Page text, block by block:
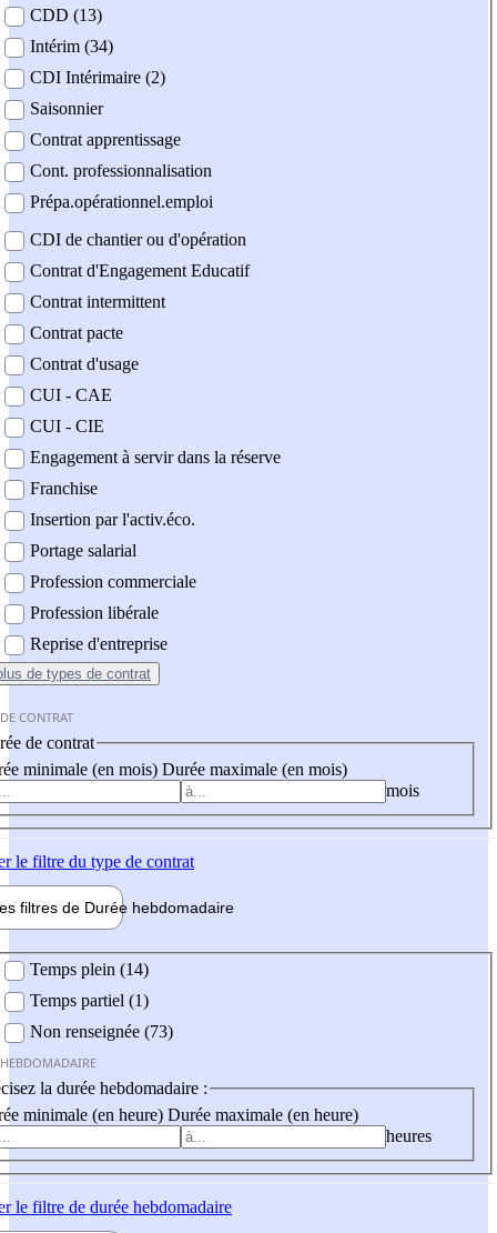
CDD (13)
Intérim (34)
CDI Intérimaire (2)
Saisonnier
Contrat apprentissage
Cont. professionnalisation
Prépa.opérationnel.emploi
CDI de chantier ou d'opération
Contrat d'Engagement Educatif
Contrat intermittent
Contrat pacte
Contrat d'usage
CUI - CAE
CUI - CIE
Engagement à servir dans la réserve
Franchise
Insertion par l'activ.éco.
Portage salarial
Profession commerciale
Profession libérale
Reprise d'entreprise
de types de contrat
CONTRAT
de contrat
minimale (en mois) Durée maximale (en mois)
mois
le filtre du type de contrat
filtres de Durée hebdomadaire
Temps plein (14)
Temps partiel (1)
Non renseignée (73)
la durée hebdomadaire :
minimale (en heure) Durée maximale (en heure)
heures
le filtre de durée hebdomadaire